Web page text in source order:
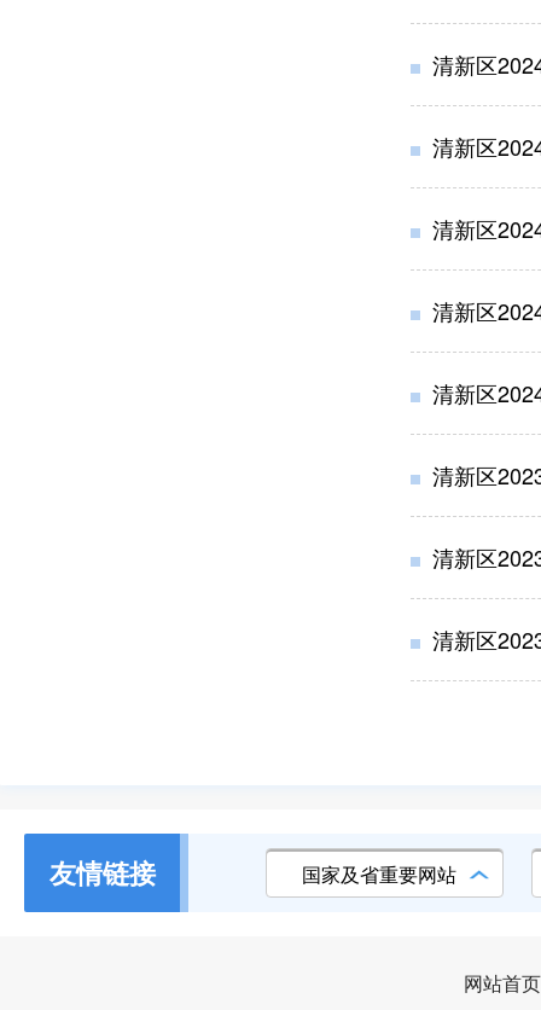
清新区
清新区
清新区
清新区
清新区
清新区
清新区
清新区
友情链接 国家及省重要网站
网站首页